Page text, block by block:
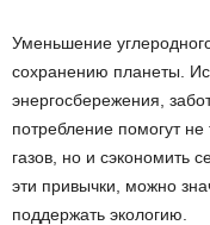
Уменьшение
сохранению планеты.
энергосбережения,
потребление помогут
газов, но и сэкономить
эти привычки, можно
поддержать экологию.